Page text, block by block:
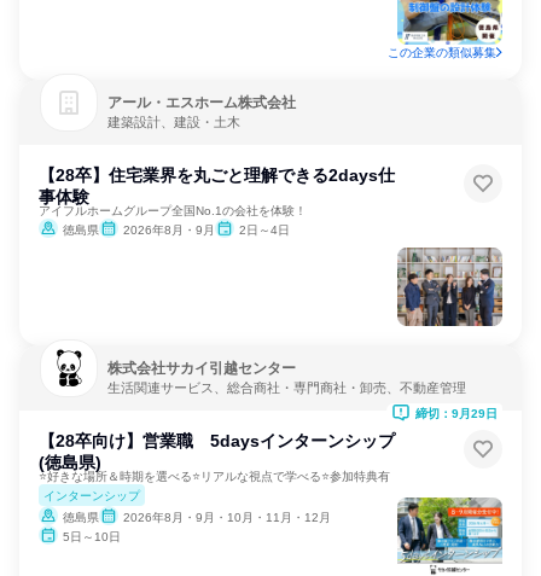
この企業の類似募集
アール・エスホーム株式会社
建築設計、建設・土木
【28卒】住宅業界を丸ごと理解できる2days仕
事体験
アイフルホームグループ全国No.1の会社を体験！
徳島県
2026年8月・9月 2日～4日
株式会社サカイ引越センター
生活関連サービス、総合商社・専門商社・卸売、不動産管理
【28卒向け】営業職 5daysインターンシップ
(徳島県)
⭐好きな場所＆時期を選べる⭐リアルな視点で学べる⭐参加特典有
インターンシップ
徳島県
2026年8月・9月・10月・11月・12月
5日～10日
締切：9月29日